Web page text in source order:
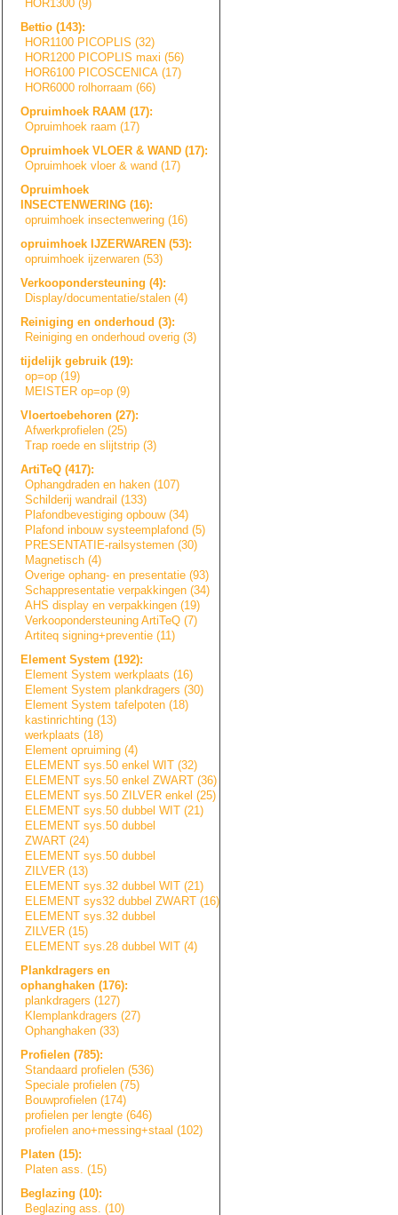
HOR1300 (9)
Bettio (143):
HOR1100 PICOPLIS (32)
HOR1200 PICOPLIS maxi (56)
HOR6100 PICOSCENICA (17)
HOR6000 rolhorraam (66)
Opruimhoek RAAM (17):
Opruimhoek raam (17)
Opruimhoek VLOER & WAND (17):
Opruimhoek vloer & wand (17)
Opruimhoek
INSECTENWERING (16):
opruimhoek insectenwering (16)
opruimhoek IJZERWAREN (53):
opruimhoek ijzerwaren (53)
Verkoopondersteuning (4):
Display/documentatie/stalen (4)
Reiniging en onderhoud (3):
Reiniging en onderhoud overig (3)
tijdelijk gebruik (19):
op=op (19)
MEISTER op=op (9)
Vloertoebehoren (27):
Afwerkprofielen (25)
Trap roede en slijtstrip (3)
ArtiTeQ (417):
Ophangdraden en haken (107)
Schilderij wandrail (133)
Plafondbevestiging opbouw (34)
Plafond inbouw systeemplafond (5)
PRESENTATIE-rail systemen (30)
Magnetisch (4)
Overige ophang- en presentatie (93)
Schappresentatie verpakkingen (34)
AHS display en verpakkingen (19)
Verkoopondersteuning ArtiTeQ (7)
Artiteq signing+preventie (11)
Element System (192):
Element System werkplaats (16)
Element System plankdragers (30)
Element System tafelpoten (18)
kastinrichting (13)
werkplaats (18)
Element opruiming (4)
ELEMENT sys.50 enkel WIT (32)
ELEMENT sys.50 enkel ZWART (36)
ELEMENT sys.50 ZILVER enkel (25)
ELEMENT sys.50 dubbel WIT (21)
ELEMENT sys.50 dubbel
ZWART (24)
ELEMENT sys.50 dubbel
ZILVER (13)
ELEMENT sys.32 dubbel WIT (21)
ELEMENT sys32 dubbel ZWART (16)
ELEMENT sys.32 dubbel
ZILVER (15)
ELEMENT sys.28 dubbel WIT (4)
Plankdragers en
ophanghaken (176):
plankdragers (127)
Klemplankdragers (27)
Ophanghaken (33)
Profielen (785):
Standaard profielen (536)
Speciale profielen (75)
Bouwprofielen (174)
profielen per lengte (646)
profielen ano+messing+staal (102)
Platen (15):
Platen ass. (15)
Beglazing (10):
Beglazing ass. (10)